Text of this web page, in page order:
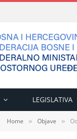
LEGISLATIVA
Home » Objave »